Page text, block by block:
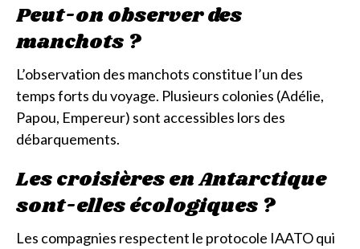
Peut-on observer des
manchots ?
L’observation des manchots constitue l’un des
temps forts du voyage. Plusieurs colonies (Adélie,
Papou, Empereur) sont accessibles lors des
débarquements.
Les croisières en Antarctique
sont-elles écologiques ?
Les compagnies respectent le protocole IAATO qui